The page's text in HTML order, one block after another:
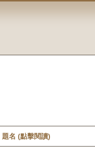
題名 (點擊閱讀)